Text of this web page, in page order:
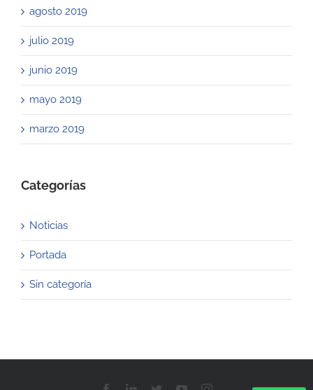
agosto 2019
julio 2019
junio 2019
mayo 2019
marzo 2019
Categorías
Noticias
Portada
Sin categoría